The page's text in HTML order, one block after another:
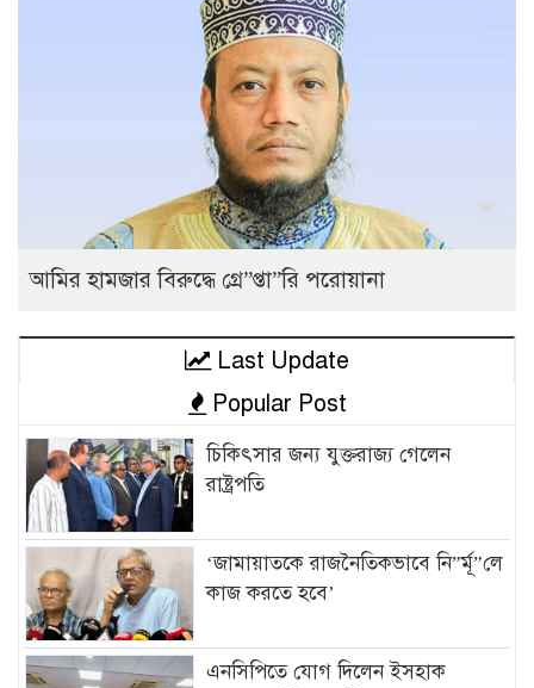
আমির হামজার বিরুদ্ধে গ্রে”প্তা”রি পরোয়ানা
Last Update
Popular Post
চিকিৎসার জন্য যুক্তরাজ্য গেলেন
রাষ্ট্রপতি
‘জামায়াতকে রাজনৈতিকভাবে নি”র্মূ”লে
কাজ করতে হবে’
এনসিপিতে যোগ দিলেন ইসহাক